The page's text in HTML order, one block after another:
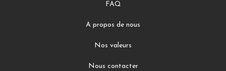
FAQ
A propos de nous
Nos valeurs
Nous contacter